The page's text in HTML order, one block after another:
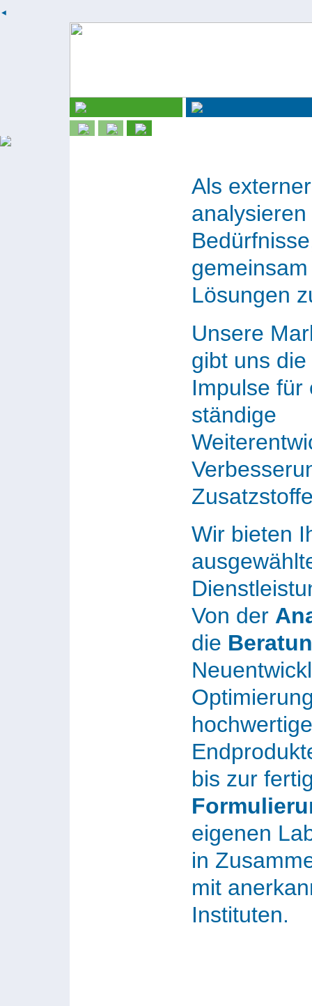
◄
Als
Lösungen
Unsere
gibt uns
Impulse für
ständige
Wir bieten
Von der
die
bis zur
eigenen
in
mit
Instituten.